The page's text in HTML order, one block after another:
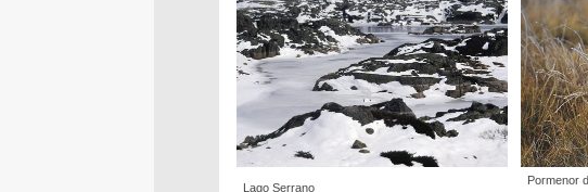
Lago Serrano
Pormenor